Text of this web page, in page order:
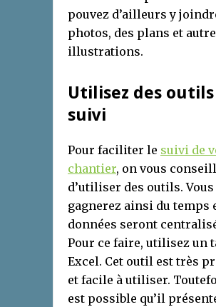
pouvez d’ailleurs y
photos, des plans et
illustrations.
Utilisez des
suivi
Pour faciliter le suivi de
chantier, on vous
d’utiliser des outils. Vous
gagnerez ainsi du temps
données seront
Pour ce faire, utilisez un
Excel. Cet outil est très
et facile à utiliser.
est possible qu’il